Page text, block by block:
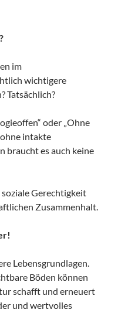
im
wichtigere
Tatsächlich?
oder „Ohne
intakte
braucht es auch keine
Gerechtigkeit
Zusammenhalt.
Lebensgrundlagen.
Böden können
schafft und erneuert
und wertvolles